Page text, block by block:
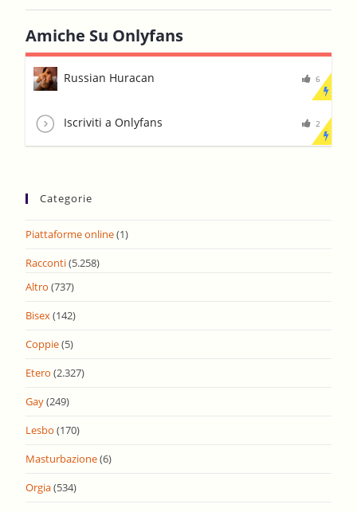
Amiche Su Onlyfans
Russian Huracan 6
Iscriviti a Onlyfans 2
Categorie
Piattaforme online(1)
Racconti(5.258)
Altro (737)
Bisex(142)
Coppie(5)
Etero (2.327)
Gay(249)
Lesbo (170)
Masturbazione(6)
Orgia(534)